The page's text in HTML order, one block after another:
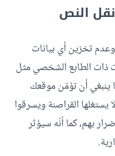
النص
تخزين أي بيانات
ذات الطابع الشخصي مثل
ينبغي أن تؤمّن موقعك
القراصنة ويسرقوا
بهم، كما أنّه سيؤثر